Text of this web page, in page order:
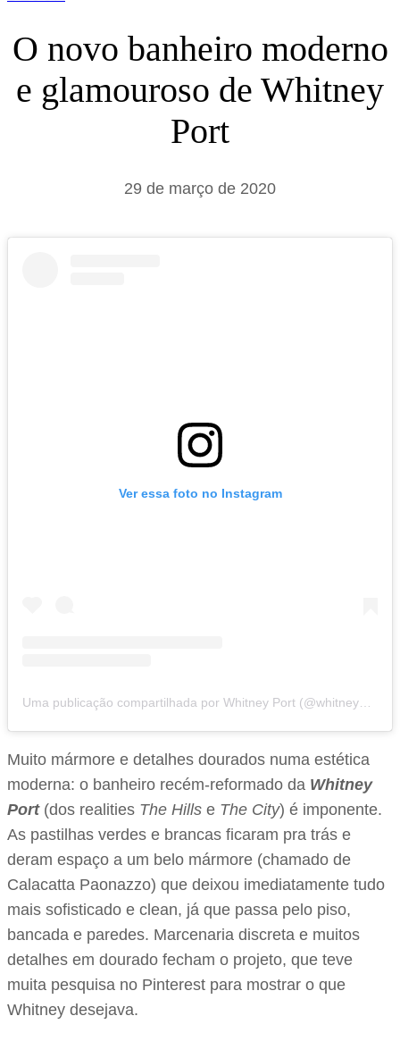
O novo banheiro moderno
e glamouroso de Whitney
Port
29 de março de 2020
Ver essa foto no Instagram
Muito mármore e detalhes dourados numa estética
moderna: o banheiro recém-reformado da Whitney
Port(dos realities The Hills e The City) é imponente.
As pastilhas verdes e brancas ficaram pra trás e
deram espaço a um belo mármore (chamado de
Calacatta Paonazzo) que deixou imediatamente tudo
mais sofisticado e clean, já que passa pelo piso,
bancada e paredes. Marcenaria discreta e muitos
detalhes em dourado fecham o projeto, que teve
muita pesquisa no Pinterest para mostrar o que
Whitney desejava.